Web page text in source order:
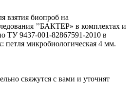
взятия биопроб на
’’БАКТЕР» в комплектах и
ТУ 9437-001-82867591-2010 в
петля микробиологическая 4 мм.
свяжутся с вами и уточнят